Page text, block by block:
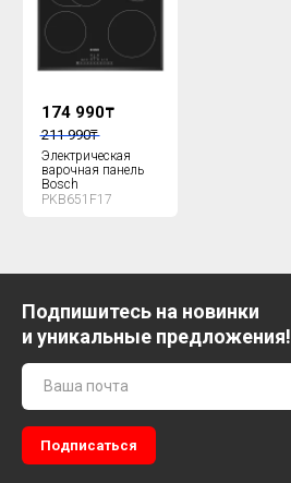
174 990₸
211 990₸
Электрическая
варочная панель
Bosch
PKB651F17
Подпишитесь на новинки
и уникальные предложения!